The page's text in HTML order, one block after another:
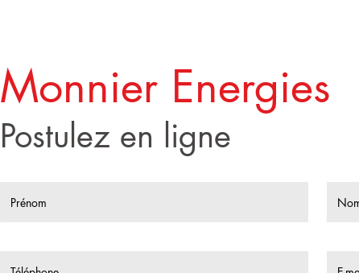
Monnier Energies
Postulez en ligne